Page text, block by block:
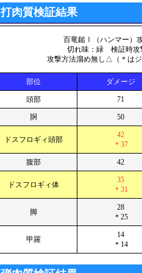
打肉質検証結果
百竜鎚Ⅰ（ハンマー）
切れ味：緑 検証時攻
攻撃方法溜め無し△（＊は
部位 ダメージ
頭部 71
胴 50
ドスフロギィ頭部
42
＊37
腹部 42
ドスフロギィ体
35
＊31
脚
28
＊25
甲羅
14
＊14